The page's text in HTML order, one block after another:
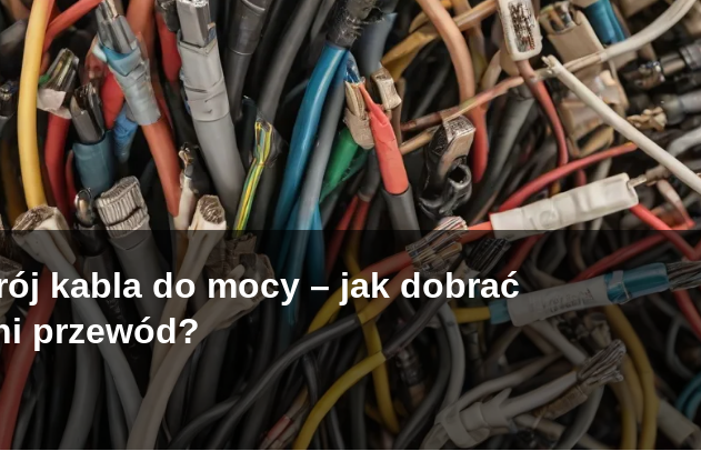
kabla do mocy – jak dobrać
przewód?